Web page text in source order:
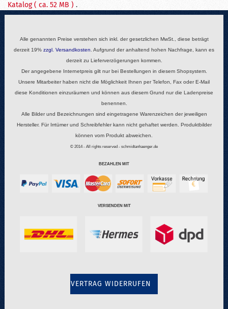
Katalog ( ca. 52 MB ) .
Alle genannten Preise verstehen sich inkl. der gesetzlichen MwSt., diese beträgt
derzeit 19% zzgl. Versandkosten. Aufgrund der anhaltend hohen Nachfrage, kann es
derzeit zu Lieferverzögerungen kommen.
Der angegebene Internetpreis gilt nur bei Bestellungen in diesem Shopsystem.
Unsere Mitarbeiter haben nicht die Möglichkeit Ihnen per Telefon, Fax oder E-Mail
diese Konditionen einzuräumen und können aus diesem Grund nur die Ladenpreise
benennen.
Alle Bilder und Bezeichnungen sind eingetragene Warenzeichen der jeweiligen
Hersteller. Für Irrtümer und Schreibfehler kann nicht gehaftet werden. Produktbilder
können vom Produkt abweichen.
© 2014 - All rights reserved - schmidtanhaenger.de
BEZAHLEN MIT
VERSENDEN MIT
VERTRAG WIDERRUFEN